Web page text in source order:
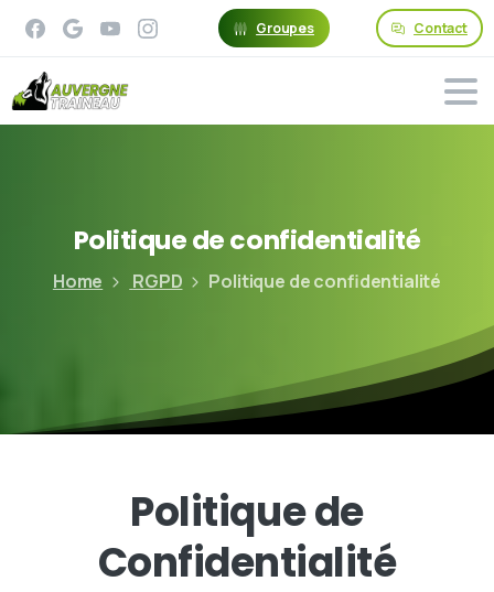
Groupes Contact
Politiquedeconfidentialité
Home RGPD Politique de confidentialité
Politique de
Confidentialité